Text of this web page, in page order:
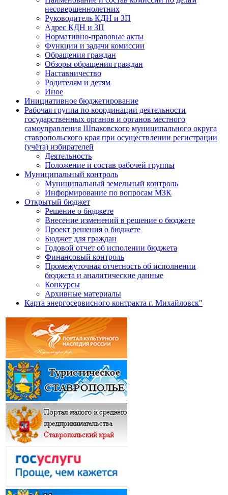
несовершеннолетних
Руководитель КДН и ЗП
Адрес КДН и ЗП
Нормативно-правовые акты
Функции и задачи комиссии
Обращения граждан
Обзоры обращения граждан
Наставничество
Родителям и детям
Иное
Инициативное бюджетирование
Рабочая группа по координации деятельности
государственных органов и органов местного
самоуправления Шпаковского муниципального округа
ставропольского края при осуществлении регистрации
(учёта) избирателей
Деятельность
Положение и состав рабочей группы
Муниципальный контроль
Муниципальный земельный контроль
Информирование по вопросам МЗК
Открытый бюджет
Решение о бюджете
Внесение изменений в решение о бюджете
Проект решения о бюджете
Бюджет для граждан
Годовой отчет об исполении бюджета
Финансовый контроль
Промежуточная отчетность об исполнении
бюджета и аналитические данные
Конкурсы
Архивные материалы
Карта энергосервисного контракта г. Михайловск"